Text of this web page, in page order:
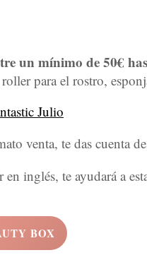
un mínimo de 50€
para el rostro,
venta, te das cuenta
en inglés, te ayudará a
BOX